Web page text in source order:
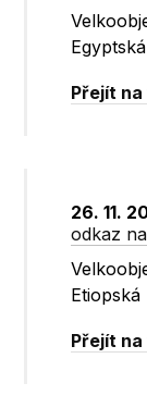
Egyptská
Přejít
26. 11.
odkaz
Etiopská
Přejít